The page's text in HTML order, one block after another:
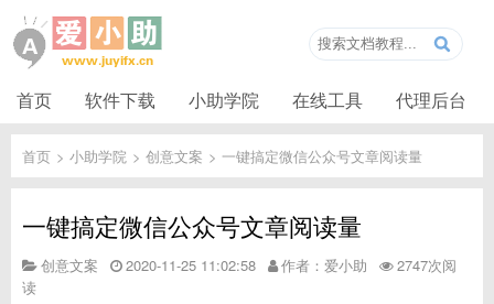
首页 软件下载 小助学院 在线工具 代理后台
首页 > 小助学院 > 创意文案 > 一键搞定微信公众号文章阅读量
一键搞定微信公众号文章阅读量
创意文案 2020-11-25 11:02:58 作者：爱小助
2747次阅
读